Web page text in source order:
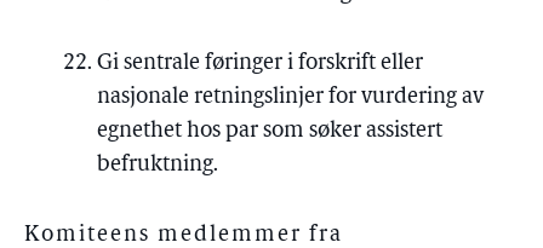
Gi sentrale føringer i forskrift eller
nasjonale retningslinjer for vurdering av
egnethet hos par som søker assistert
befruktning.
Komiteens medlemmer fra